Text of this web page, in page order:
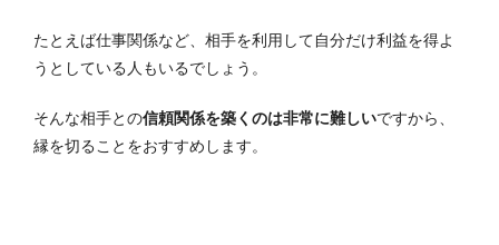
たとえば仕事関係など、相手を利用して自分だけ利益を得よ
うとしている人もいるでしょう。
そんな相手との信頼関係を築くのは非常に難しいですから、
縁を切ることをおすすめします。